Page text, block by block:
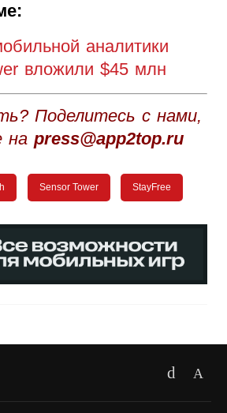
аналитики
вложили $45 млн
Поделитесь с нами,
на press@app2top.ru
Sensor Tower StayFree